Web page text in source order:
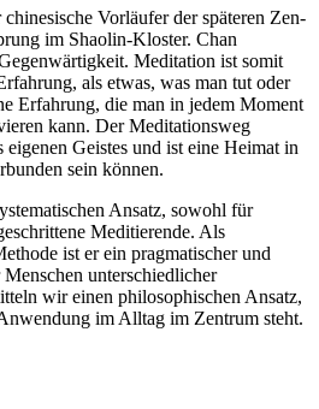
Vorläufer der späteren Zen-
im Shaolin-Kloster. Chan
Meditation ist somit
als etwas, was man tut oder
Erfahrung, die man in jedem Moment
kann. Der Meditationsweg
eigenen Geistes und ist eine Heimat in
sein können.
Ansatz, sowohl für
Meditierende. Als
ist er ein pragmatischer und
unterschiedlicher
wir einen philosophischen Ansatz,
im Alltag im Zentrum steht.